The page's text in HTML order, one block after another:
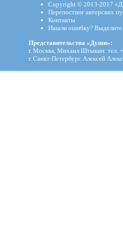
Copyright © 2013-2017
Перепостинг авторских
Контакты
Нашли ошибку?
Представительства «Души»:
г. Москва, Михаил Штыкин: тел.
г. Санкт-Петербург. Алексей